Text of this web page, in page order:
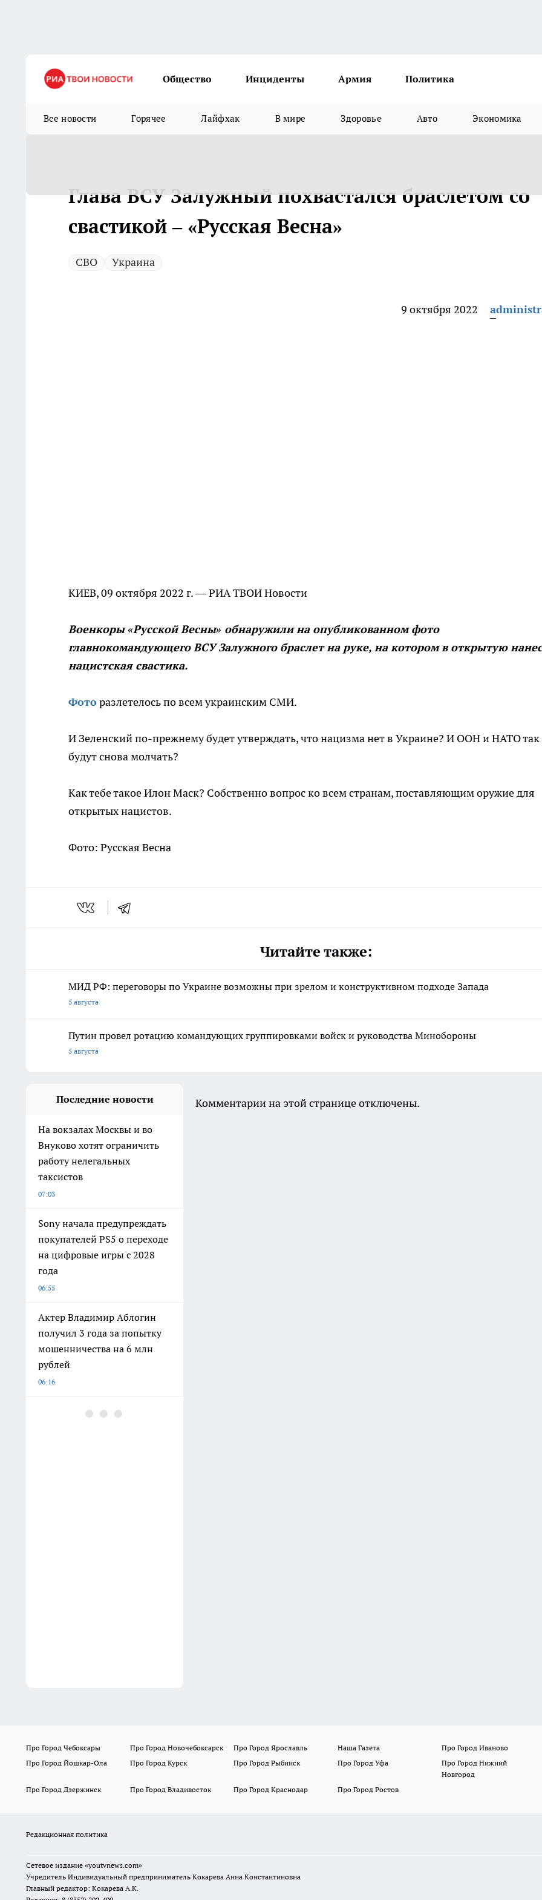
Общество Инциденты Армия Политика
Все новости Горячее Лайфхак В мире Здоровье Авто Экономика
Глава ВСУ Залужный похвастался браслетом со
свастикой – «Русская Весна»
СВО Украина
9 октября 2022
КИЕВ, 09 октября 2022 г. — РИА ТВОИ Новости
Военкоры «Русской Весны» обнаружили на опубликованном фото
главнокомандующего ВСУ Залужного браслет на руке, на котором в открытую
нацистская свастика.
Фоторазлетелось по всем украинским СМИ.
И Зеленский по-прежнему будет утверждать, что нацизма нет в Украине? И ООН и НАТО так
будут снова молчать?
Как тебе такое Илон Маск? Собственно вопрос ко всем странам, поставляющим оружие для
открытых нацистов.
Фото: Русская Весна
Читайте также:
МИД РФ: переговоры по Украине возможны при зрелом и конструктивном подходе Запада
5 августа
Путин провел ротацию командующих группировками войск и руководства Минобороны
5 августа
Последние новости
На вокзалах Москвы и во
Внуково хотят ограничить
работу нелегальных
таксистов
07:03
Sony начала предупреждать
покупателей PS5 о переходе
на цифровые игры с 2028
года
06:55
Актер Владимир Аблогин
получил 3 года за попытку
мошенничества на 6 млн
рублей
06:16
На Сахалине вынесли
Комментарии на этой странице отключены.
Про Город Чебоксары Про Город Новочебоксарск Про Город Ярославль Наша Газета
Про Город Иваново
Про Город Йошкар-Ола
Про Город Курск Про Город Рыбинск Про Город Уфа
Про Город Нижний
Новгород
Про Город Дзержинск
Про Город Владивосток Про Город Краснодар Про Город Ростов
Редакционная политика
Сетевое издание «youtvnews.com»
Учредитель Индивидуальный предприниматель Кокарева Анна Константиновна
Главный редактор: Кокарева А.К.